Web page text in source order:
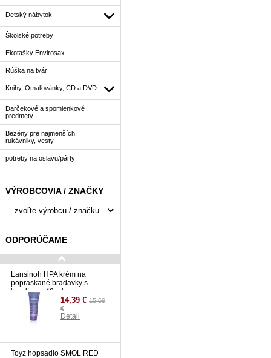
Detský nábytok
Školské potreby
Ekotašky Envirosax
Rúška na tvár
Knihy, Omaľovánky, CD a DVD
Darčekové a spomienkové
predmety
Bezény pre najmenších,
rukávniky, vesty
potreby na oslavu/párty
VÝROBCOVIA / ZNAČKY
ODPORÚČAME
Lansinoh HPA krém na
popraskané bradavky s
lanolínom 40 ml.
14,39 € 15,69
€
Detail
Toyz hopsadlo SMOL RED